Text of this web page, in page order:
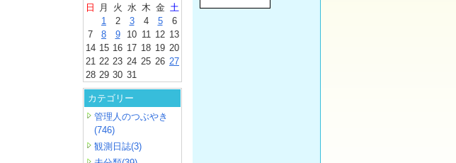
日
月 火 水 木 金 土
1
2 3 4 5
6
7
8 9 10 11 12 13
14 15 16 17 18 19 20
21 22 23 24 25 26 27
28 29 30 31
カテゴリー
管理人のつぶやき
(746)
観測日誌(3)